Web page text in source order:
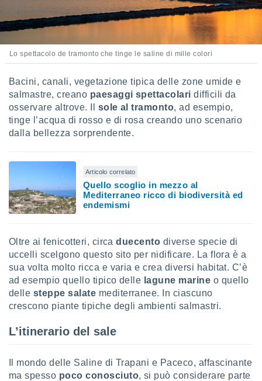
i
per la
dei
delle
dei
nostri
Lo spettacolo de tramonto che tinge le saline di mille colori
Bacini, canali, vegetazione tipica delle zone umide e
salmastre, creano paesaggi spettacolaridifficili da
osservare altrove. Il sole al tramonto, ad esempio,
tinge l’acqua di rosso e di rosa creando uno scenario
dalla bellezza sorprendente.
Articolo correlato
Quello scoglio in mezzo al
Mediterraneo ricco di biodiversità ed
endemismi
Oltre ai fenicotteri, circaduecento diverse specie di
uccelli scelgono questo sito per nidificare. La flora è a
sua volta molto ricca e varia e crea diversi habitat. C’è
ad esempio quello tipico delle lagune marine o quello
delle steppe salate mediterranee. In ciascuno
crescono piante tipiche degli ambienti salmastri.
L’itinerario del sale
Il mondo delle Saline di Trapani e Paceco, affascinante
ma spesso poco conosciuto, si può considerare parte